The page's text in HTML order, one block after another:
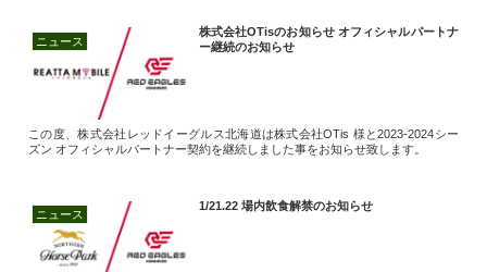
ニュース
株式会社OTisのお知らせ オフィシャルパートナ
ー継続のお知らせ
この度、株式会社レッドイーグルス北海道は株式会社OTis 様と2023-2024シー
ズン オフィシャルパートナー契約を継続しました事をお知らせ致します。
ニュース
1/21.22 場内飲食解禁のお知らせ